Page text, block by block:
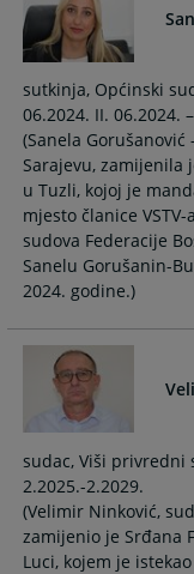
to
get
the
keyboard
shortcuts
for
changing
dates.
sutkinja, Općinski
06.2024. II. 06.2024.
(Sanela
Sarajevu, zamijenila
u Tuzli, kojoj je
mjesto članice
sudova Federacije
Sanelu Gorušanin-
2024. godine.)
sudac, Viši privredni
2.2025.-2.2029.
(Velimir Ninković,
zamijenio je Srđana
Luci, kojem je